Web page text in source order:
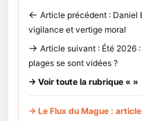
← Article précédent : Daniel
vigilance et vertige moral
→ Article suivant : Été 2026
plages se sont vidées ?
→ Voir toute la rubrique « »
→ Le Flux du Mague :